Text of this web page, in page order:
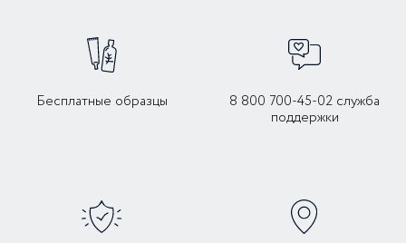
Бесплатные образцы
8 800 700-45-02 служба
поддержки